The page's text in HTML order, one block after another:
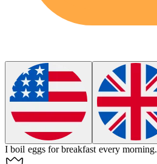
Iboil eggs for breakfast every morning.